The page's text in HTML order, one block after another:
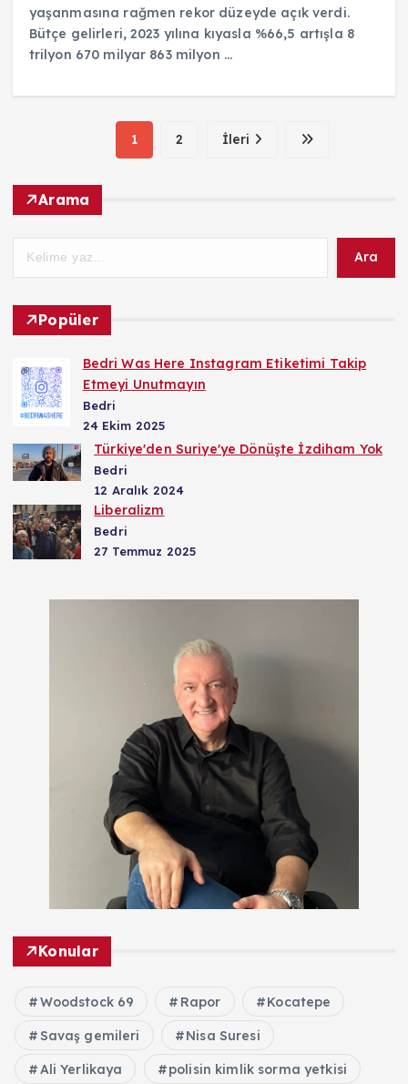
yaşanmasına rağmen rekor düzeyde açık verdi.
Bütçe gelirleri, 2023 yılına kıyasla %66,5 artışla 8
trilyon 670 milyar 863 milyon ...
1 2 İleri
Arama
Ara
Popüler
Bedri Was Here Instagram Etiketimi Takip
Etmeyi Unutmayın
Bedri
24 Ekim 2025
Türkiye'den Suriye'ye Dönüşte İzdiham Yok
Bedri
12 Aralık 2024
Liberalizm
Bedri
27 Temmuz 2025
Konular
Woodstock 69 Rapor Kocatepe
Savaş gemileri Nisa Suresi
Ali Yerlikaya polisin kimlik sorma yetkisi